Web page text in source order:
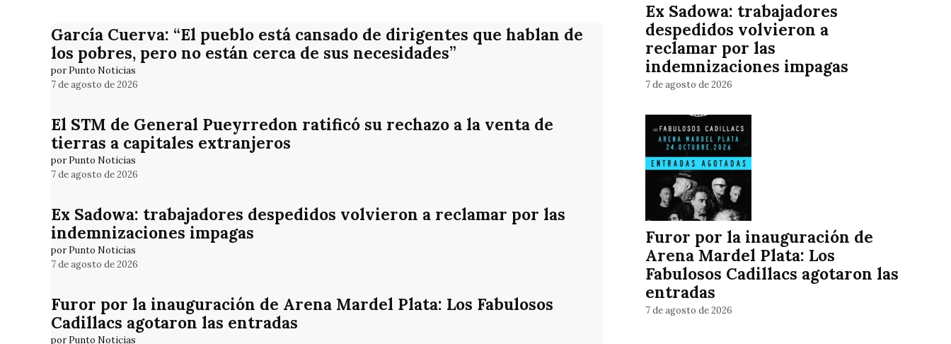
García Cuerva: “El pueblo está cansado de dirigentes que hablan de
los pobres, pero no están cerca de sus necesidades”
por Punto Noticias
7 de agosto de 2026
El STM de General Pueyrredon ratificó su rechazo a la venta de
tierras a capitales extranjeros
por Punto Noticias
7 de agosto de 2026
Ex Sadowa: trabajadores despedidos volvieron a reclamar por las
indemnizaciones impagas
por Punto Noticias
7 de agosto de 2026
Furor por la inauguración de Arena Mardel Plata: Los Fabulosos
Cadillacs agotaron las entradas
por Punto Noticias
Ex Sadowa: trabajadores
despedidos volvieron a
reclamar por las
indemnizaciones impagas
7 de agosto de 2026
Furor por la inauguración de
Arena Mardel Plata: Los
Fabulosos Cadillacs agotaron las
entradas
7 de agosto de 2026